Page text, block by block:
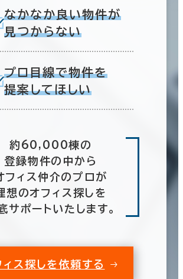
なかなか良い物件が
見つからない
プロ目線で物件を
提案してほしい
約60,000棟の
登録物件の中から
フィス仲介のプロが
想のオフィス探しを
サポートいたします。
ィス探しを依頼する